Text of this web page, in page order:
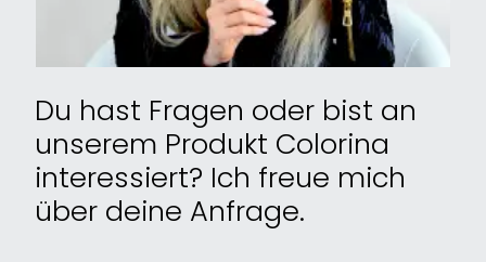
Du hast Fragen oder bist an
unserem Produkt Colorina
interessiert? Ich freue mich
über deine Anfrage.